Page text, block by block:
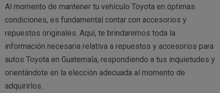
Al momento de mantener tu vehículo Toyota en óptimas
condiciones, es fundamental contar con accesorios y
repuestos originales. Aquí, te brindaremos toda la
información necesaria relativa a repuestos y accesorios para
autos Toyota en Guatemala, respondiendo a tus inquietudes y
orientándote en la elección adecuada al momento de
adquirirlos.